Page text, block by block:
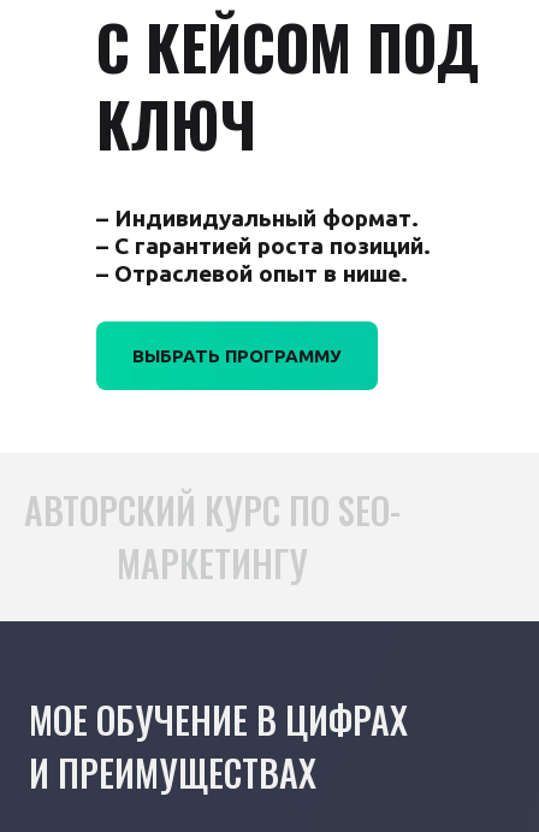
С КЕЙСОМ ПОД
КЛЮЧ
– Индивидуальный формат.
– С гарантией роста позиций.
– Отраслевой опыт в нише.
ВЫБРАТЬ ПРОГРАММУ
АВТОРСКИЙ КУРС ПО SEO-
МАРКЕТИНГУ
МОЕ ОБУЧЕНИЕ В ЦИФРАХ
И ПРЕИМУЩЕСТВАХ